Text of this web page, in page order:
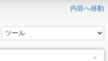
内容へ移動